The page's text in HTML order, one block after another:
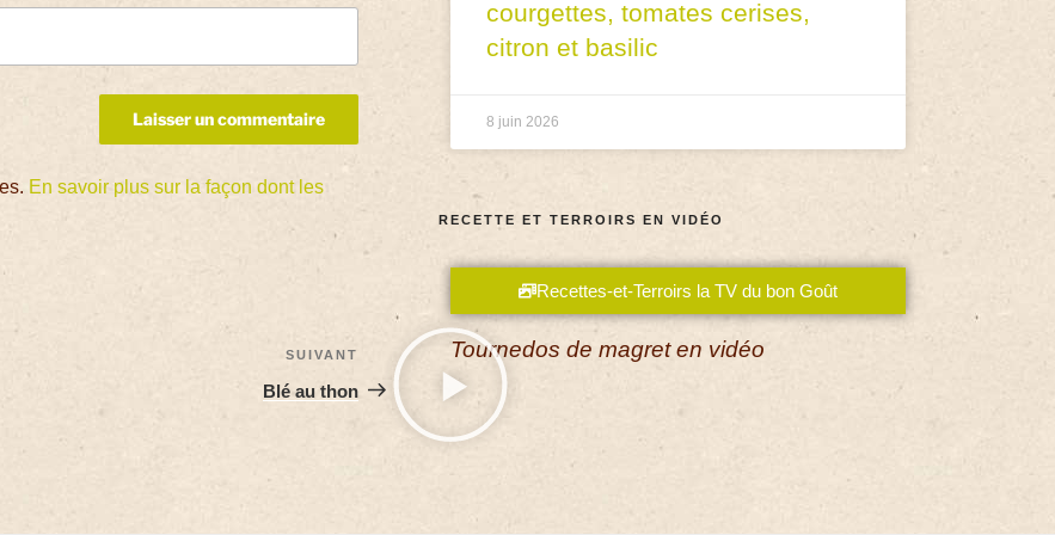
En savoir plus sur la façon dont les
SUIVANT
Blé au thon
courgettes, tomates cerises,
citron et basilic
8 juin 2026
RECETTE ET TERROIRS EN VIDÉO
Recettes-et-Terroirs la TV du bon Goût
Tournedos de magret en vidéo